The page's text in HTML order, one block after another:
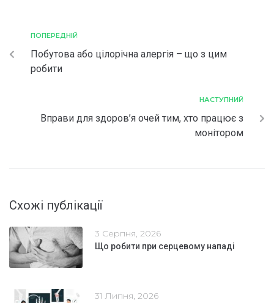
ПОПЕРЕДНІЙ
Побутова або цілорічна алергія – що з цим
робити
НАСТУПНИЙ
Вправи для здоров’я очей тим, хто працює з
монітором
Схожі публікації
3 Серпня, 2026
Що робити при серцевому нападі
31 Липня, 2026